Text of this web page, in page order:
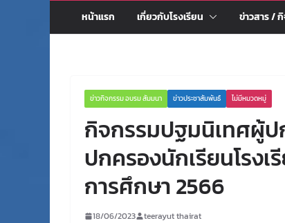
หน้าแรก เกี่ยวกับโรงเรียน ข่าวสาร /
ข่าวกิจกรรม อบรม สัมมนา ข่าวประชาสัมพันธ์ ไม่มีหมวดหมู่
กิจกรรมปฐมนิเทศผู้ป
ปกครองนักเรียนโรง
การศึกษา 2566
18/06/2023 teerayut thairat